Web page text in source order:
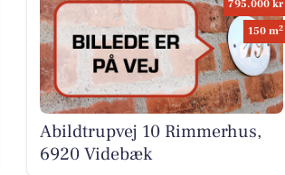
795.000 kr
150 m2
Abildtrupvej 10 Rimmerhus,
6920 Videbæk